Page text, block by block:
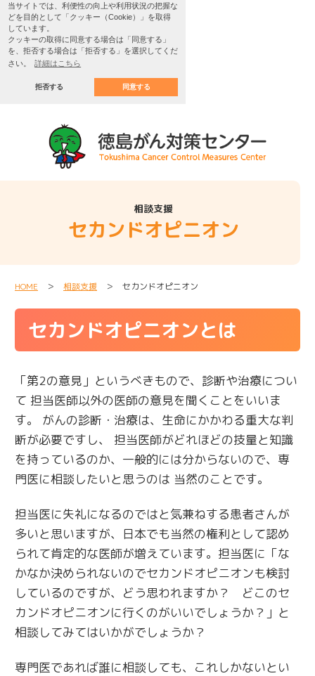
当サイトでは、利便性の向上や利用状況の把握な
どを目的として「クッキー（Cookie）」を取得
しています。
クッキーの取得に同意する場合は「同意する」
を、拒否する場合は「拒否する」を選択してくだ
さい。
詳細はこちら
拒否する 同意する
相談支援
セカンドオピニオン
HOME ＞ 相談支援 ＞ セカンドオピニオン
セカンドオピニオンとは
「第2の意見」というべきもので、診断や治療につい
て 担当医師以外の医師の意見を聞くことをいいま
す。 がんの診断・治療は、生命にかかわる重大な判
断が必要ですし、 担当医師がどれほどの技量と知識
を持っているのか、一般的には分からないので、専
門医に相談したいと思うのは 当然のことです。
担当医に失礼になるのではと気兼ねする患者さんが
多いと思いますが、日本でも当然の権利として認め
られて肯定的な医師が増えています。担当医に「な
かなか決められないのでセカンドオピニオンも検討
しているのですが、どう思われますか？ どこのセ
カンドオピニオンに行くのがいいでしょうか？」と
相談してみてはいかがでしょうか？
専門医であれば誰に相談しても、これしかないとい